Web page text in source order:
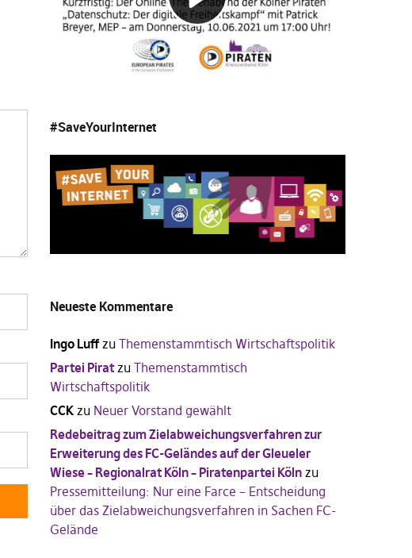
#SaveYourInternet
Neueste Kommentare
Ingo Luffzu Themenstammtisch Wirtschaftspolitik
Partei Piratzu Themenstammtisch
Wirtschaftspolitik
CCKzu Neuer Vorstand gewählt
Redebeitrag zum Zielabweichungsverfahren zur
Erweiterung des FC-Geländes auf der Gleueler
Wiese – Regionalrat Köln – Piratenpartei Kölnzu
Pressemitteilung: Nur eine Farce – Entscheidung
über das Zielabweichungsverfahren in Sachen FC-
Gelände